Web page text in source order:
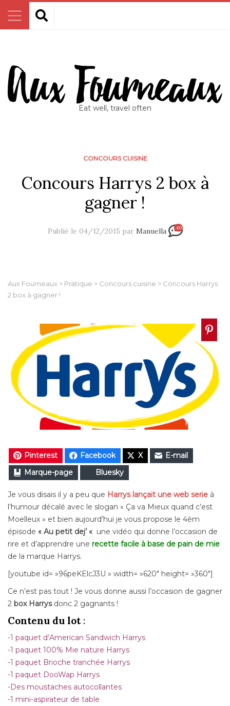
Eat well, travel often
CONCOURS CUISINE
Concours Harrys 2 box à
gagner !
Publié le 04/12/2015 par Manuella 40
Aux Fourneaux > Pratique > Concours cuisine > Concours Harrys
2 box à gagner !
Pinterest Facebook X
E-mail
Marque-page
Bluesky
Je vous disais il y a peu que Harrys lançait une web serie à
l’humour décalé avec le slogan « Ça va Mieux quand c’est
Moelleux » et bien aujourd’hui je vous propose le 4èm
épisode « Au petit dej’ « une vidéo qui donne l’occasion de
rire et d’apprendre une recette facile à base de pain de mie
de la marque Harrys.
[youtube id= »96peKElcJ3U » width= »620″ height= »360″]
Ce n’est pas tout ! Je vous donne aussi l’occasion de gagner
2 box Harrys donc 2 gagnants !
Contenu du lot:
-1 paquet d’American Sandwich Harrys
-1 paquet 100% Mie nature Harrys
-1 paquet Brioche tranchée Harrys
-1 paquet DooWap Harrys
-Des moustaches autocollantes
-1 mini-aspirateur de table